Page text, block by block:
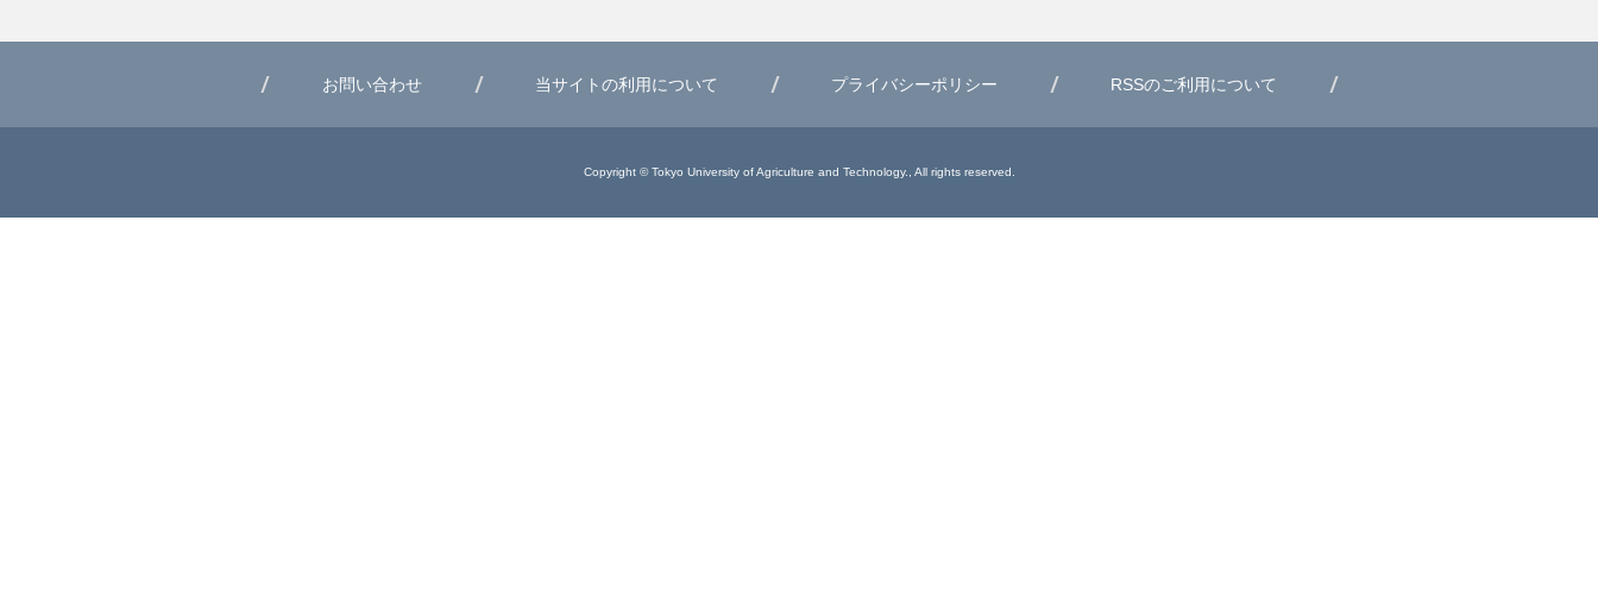
お問い合わせ 当サイトの利用について プライバシーポリシー RSSのご利用について
Copyright © Tokyo University of Agriculture and Technology., All rights reserved.